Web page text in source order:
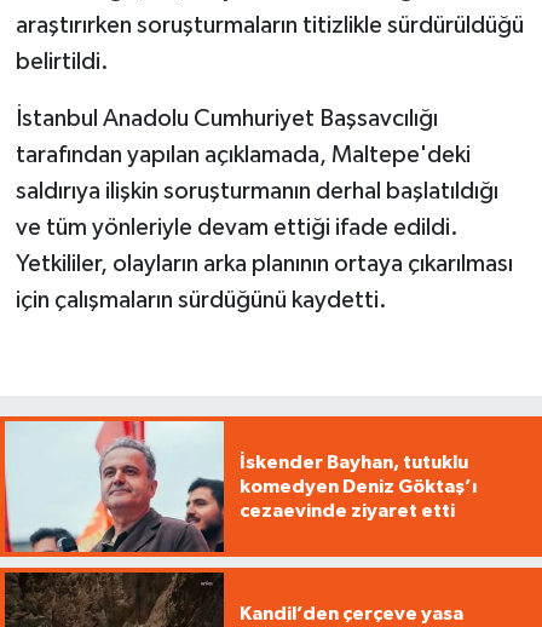
araştırırken soruşturmaların titizlikle sürdürüldüğü
belirtildi.
İstanbul Anadolu Cumhuriyet Başsavcılığı
tarafından yapılan açıklamada, Maltepe'deki
saldırıya ilişkin soruşturmanın derhal başlatıldığı
ve tüm yönleriyle devam ettiği ifade edildi.
Yetkililer, olayların arka planının ortaya çıkarılması
için çalışmaların sürdüğünü kaydetti.
İskender Bayhan, tutuklu
komedyen Deniz Göktaş’ı
cezaevinde ziyaret etti
Kandil’den çerçeve yasa